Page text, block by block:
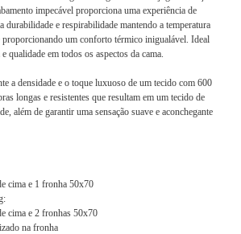
impecável proporciona uma experiência de
durabilidade e respirabilidade mantendo a temperatura
proporcionando um conforto térmico inigualável. Ideal
qualidade em todos os aspectos da cama.
a densidade e o toque luxuoso de um tecido com 600
longas e resistentes que resultam em um tecido de
além de garantir uma sensação suave e aconchegante
cima e 1 fronha 50x70
cima e 2 fronhas 50x70
na fronha